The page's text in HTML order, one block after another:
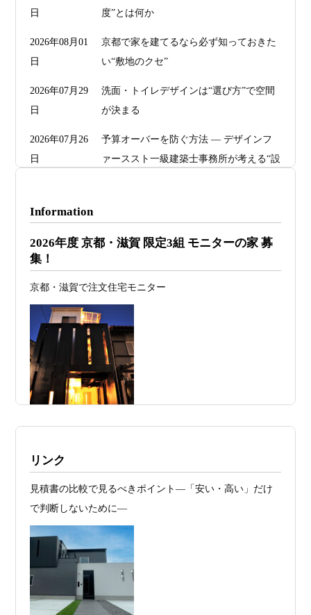
日
度”とは何か
2026年08月01
日
京都で家を建てるなら必ず知っておきた
い“敷地のクセ”
2026年07月29
日
洗面・トイレデザインは“選び方”で空間
が決まる
2026年07月26
日
予算オーバーを防ぐ方法 ― デザインフ
ァーススト一級建築士事務所が考える“設
2026年07月24
こそ知っておくべき“建築費が上がる理
2026年07月23
予算が限られていても“美しい家”はつく
れる 削るべき場所・残すべき場所をどう
見極めるか
2026年07月20
日
RC造と木造の本質的な違いと、木造で
RC風デザインを実現するための設計戦略
2026年07月09
日
「自由設計」の本当の意味。どこまで自
由なのか
2026年07月07
【残り1組限定】Design1st.一級建築士事
Information
2026年度 京都・滋賀 限定3組 モニターの家 募
集！
京都・滋賀で注文住宅モニター
施工例・京都市北区・ハイクラスの家1UP
多数お問合せありがとうございました。2021～
2025年度 京都・滋賀の注文住宅モニター募
お問合せ有難う御座いました。京都市北区I様,京都市中京
区K様,京都市右京区S様,滋賀県大津市T様,京都市中京区A
様,京都市山科区E様,滋賀県大津市S様,滋賀県草津市D様,
京都市中京区M様,京都市北区M様,京都市上京区T様,京都
リンク
見積書の比較で見るべきポイント―「安い・高い」だけ
で判断しないために―